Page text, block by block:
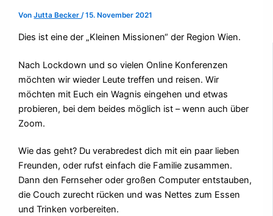
VonJutta Becker/15. November 2021
Dies ist eine der „Kleinen Missionen“ der Region Wien.
Nach Lockdown und so vielen Online Konferenzen
möchten wir wieder Leute treffen und reisen. Wir
möchten mit Euch ein Wagnis eingehen und etwas
probieren, bei dem beides möglich ist – wenn auch über
Zoom.
Wie das geht? Du verabredest dich mit ein paar lieben
Freunden, oder rufst einfach die Familie zusammen.
Dann den Fernseher oder großen Computer entstauben,
die Couch zurecht rücken und was Nettes zum Essen
und Trinken vorbereiten.